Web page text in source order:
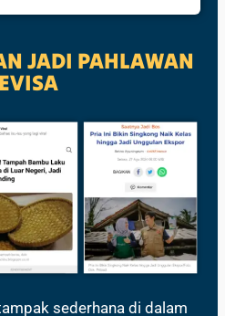
JADI PAHLAWAN
sederhana di dalam